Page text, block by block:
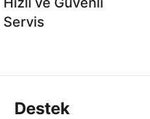
Servis
Destek